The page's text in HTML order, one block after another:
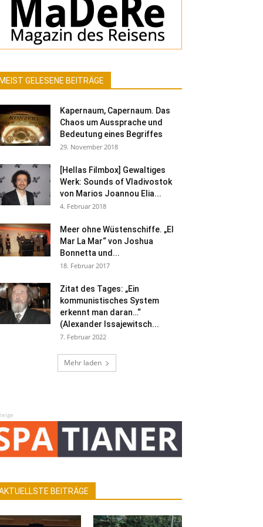
GELESENE BEITRÄGE
Kapernaum, Capernaum. Das
Chaos um Aussprache und
Bedeutung eines Begriffes
29. November 2018
[Hellas Filmbox] Gewaltiges
Werk: Sounds of Vladivostok
von Marios Joannou Elia...
4. Februar 2018
Meer ohne Wüstenschiffe. „El
Mar La Mar“ von Joshua
Bonnetta und...
18. Februar 2017
Zitat des Tages: „Ein
kommunistisches System
erkennt man daran…“
(Alexander Issajewitsch...
7. Februar 2022
Mehr laden
BEITRÄGE